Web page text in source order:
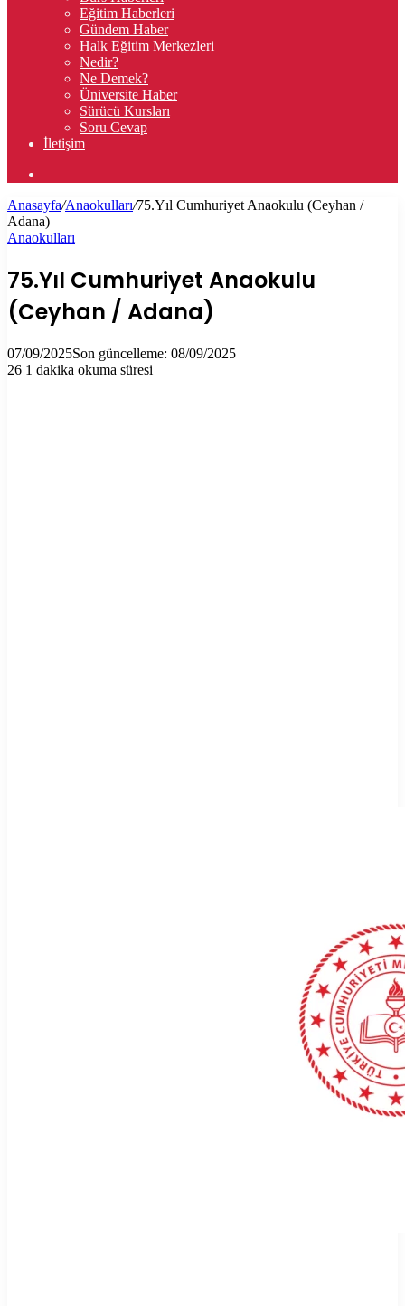
Eğitim Haberleri
Gündem Haber
Halk Eğitim Merkezleri
Nedir?
Ne Demek?
Üniversite Haber
Sürücü Kursları
Soru Cevap
İletişim
...
Anasayfa/Anaokulları/75.Yıl Cumhuriyet Anaokulu (Ceyhan /
Adana)
Anaokulları
75.Yıl Cumhuriyet Anaokulu
(Ceyhan / Adana)
07/09/2025Son güncelleme: 08/09/2025
26 1 dakika okuma süresi